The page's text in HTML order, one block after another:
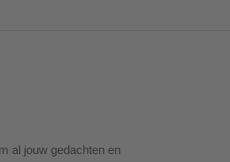
al jouw gedachten en